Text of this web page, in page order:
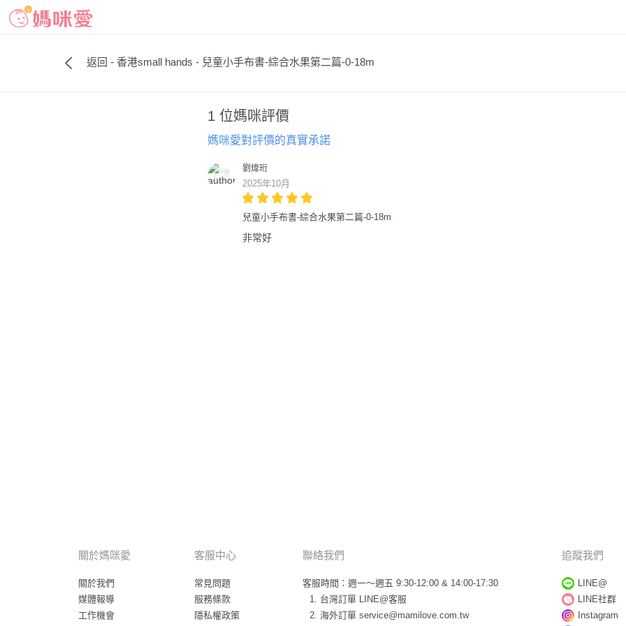
返回 - 香港small hands - 兒童小手布書-綜合水果第二篇-0-18m
1 位媽咪評價
媽咪愛對評價的真實承諾
劉煒珩
2025年10月
兒童小手布書-綜合水果第二篇-0-18m
非常好
關於媽咪愛
關於我們
媒體報導
工作機會
客服中心
常見問題
服務條款
隱私權政策
聯絡我們
客服時間：週一～週五 9:30-12:00 & 14:00-17:30
台灣訂單 LINE@客服
海外訂單 service@mamilove.com.tw
追蹤我們
LINE@
LINE社群
Instagram